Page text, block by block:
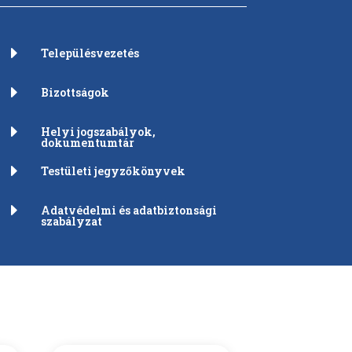
E Településvezetés
E Bizottságok
E Helyi jogszabályok,
dokumentumtár
E Testületi jegyzőkönyvek
E Adatvédelmi és adatbiztonsági
szabályzat